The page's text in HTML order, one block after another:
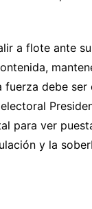
a flote ante
fuerza debe
para ver
y la